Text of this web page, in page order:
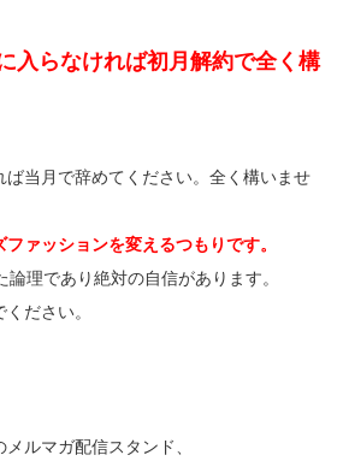
入らなければ初月解約で全く構
ば当月で辞めてください。全く構いませ
ァッションを変えるつもりです。
理であり絶対の自信があります。
ださい。
ルマガ配信スタンド、